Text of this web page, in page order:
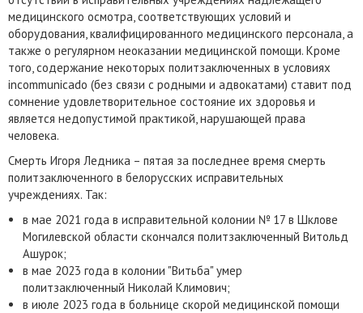
медицинского осмотра, соответствующих условий и
оборудования, квалифицированного медицинского персонала, а
также о регулярном неоказании медицинской помощи. Кроме
того, содержание некоторых политзаключенных в условиях
incommunicado (без связи с родными и адвокатами) ставит под
сомнение удовлетворительное состояние их здоровья и
является недопустимой практикой, нарушающей права
человека.
Смерть Игоря Ледника – пятая за последнее время смерть
политзаключенного в белорусских исправительных
учреждениях. Так:
в мае 2021 года в исправительной колонии № 17 в Шклове
Могилевской области скончался политзаключенный Витольд
Ашурок;
в мае 2023 года в колонии "Витьба" умер
политзаключенный Николай Климович;
в июле 2023 года в больнице скорой медицинской помощи